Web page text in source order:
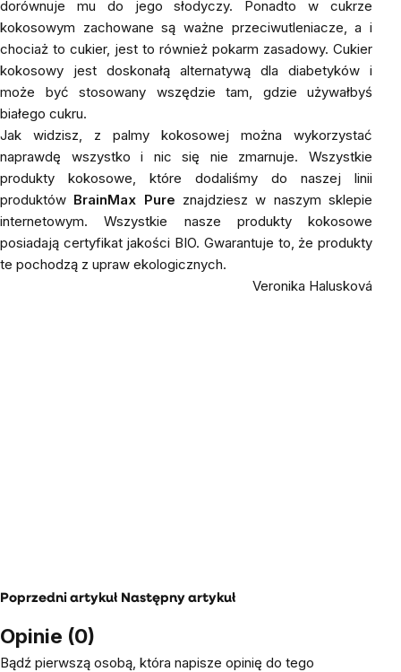
dorównuje mu do jego słodyczy. Ponadto w cukrze
kokosowym zachowane są ważne przeciwutleniacze, a i
chociaż to cukier, jest to również pokarm zasadowy. Cukier
kokosowy jest doskonałą alternatywą dla diabetyków i
może być stosowany wszędzie tam, gdzie używałbyś
białego cukru.
Jak widzisz, z palmy kokosowej można wykorzystać
naprawdę wszystko i nic się nie zmarnuje. Wszystkie
produkty kokosowe, które dodaliśmy do naszej linii
produktów BrainMax Pure znajdziesz w naszym sklepie
internetowym. Wszystkie nasze produkty kokosowe
posiadają certyfikat jakości BIO. Gwarantuje to, że produkty
te pochodzą z upraw ekologicznych.
Veronika Halusková
Poprzedni artykuł Następny artykuł
Opinie (0)
Bądź pierwszą osobą, która napisze opinię do tego